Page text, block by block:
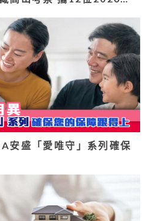
安盛「愛唯守」系列確保